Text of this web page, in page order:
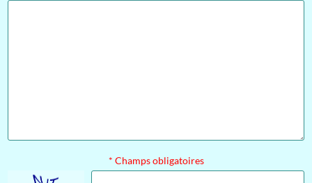
* Champs obligatoires